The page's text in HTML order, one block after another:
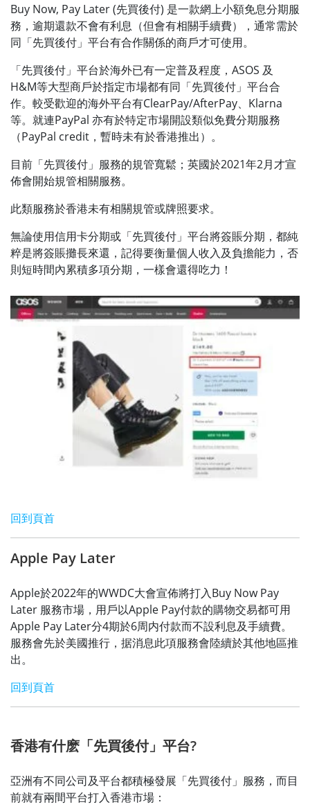
Buy Now, Pay Later (先買後付) 是一款網上小額免息分期服
務，逾期還款不會有利息（但會有相關手續費），通常需於
同「先買後付」平台有合作關係的商戶才可使用。
「先買後付」平台於海外已有一定普及程度，ASOS 及
H&M等大型商戶於指定市場都有同「先買後付」平台合
作。較受歡迎的海外平台有ClearPay/AfterPay、Klarna
等。就連PayPal 亦有於特定市場開設類似免費分期服務
（PayPal credit，暫時未有於香港推出）。
目前「先買後付」服務的規管寬鬆；英國於2021年2月才宣
佈會開始規管相關服務。
此類服務於香港未有相關規管或牌照要求。
無論使用信用卡分期或「先買後付」平台將簽賬分期，都純
粹是將簽賬攤長來還，記得要衡量個人收入及負擔能力，否
則短時間內累積多項分期，一樣會還得吃力！
回到頁首
Apple Pay Later
Apple於2022年的WWDC大會宣佈將打入Buy Now Pay
Later 服務市場，用戶以Apple Pay付款的購物交易都可用
Apple Pay Later分4期於6周内付款而不設利息及手續費。
服務會先於美國推行，据消息此項服務會陸續於其他地區推
出。
回到頁首
香港有什麽「先買後付」平台?
亞洲有不同公司及平台都積極發展「先買後付」服務，而目
前就有兩間平台打入香港市場：